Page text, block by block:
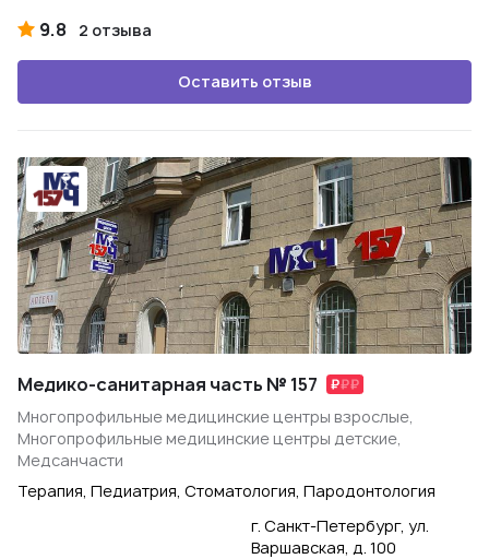
9.8 2 отзыва
Оставить отзыв
Медико-санитарная часть № 157
Многопрофильные медицинские центры взрослые,
Многопрофильные медицинские центры детские,
Медсанчасти
Терапия, Педиатрия, Стоматология, Пародонтология
г. Санкт-Петербург, ул.
Варшавская, д. 100